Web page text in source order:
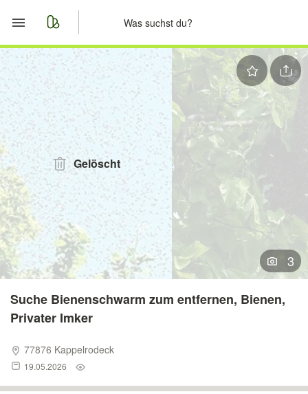
Start
Merkliste
Nachrichten
Anzeige aufgeben
Gelöscht
3
Suche Bienenschwarm zum entfernen, Bienen,
Privater Imker
77876 Kappelrodeck
19.05.2026